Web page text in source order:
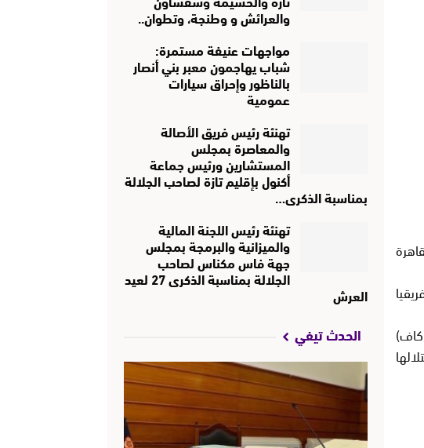
إلى القاهرة
26 المعفاة في إفريقيا
(كاف)
والعرائش و وطنجة، وتطوان..
مواجهات عنيفة مستمرة:
شباب يهاجمون معبر بني أنصار
بالناظور وإحراق سيارات
عمومية
تهنئة رئيس فريق الأصالة
والمعاصرة بمجلس
المستشارين ورئيس جماعة
أكنول بإقليم تازة لصاحب الجلالة
بمناسبة الذكرى…
تهنئة رئيس اللجنة المالية
والميزانية والبرمجة بمجلس
جهة فاس مكناس لصاحب
الجلالة بمناسبة الذكرى 27 لعيد
العرش
الحدث تيفي